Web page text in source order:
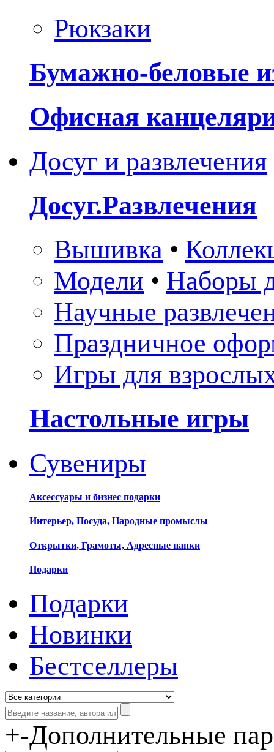
Рюкзаки
Бумажно-беловые
Офисная
Досуг и развлечения
Досуг.Развлечения
Вышивка •
Модели • Наборы
Научные
Праздничное
Игры для
Настольные игры
Сувениры
Аксессуары и бизнес подарки
Интерьер, Посуда, Народные промыслы
Открытки, Грамоты, Адресные папки
Подарки
Подарки
Новинки
Бестселлеры
+-Дополнительные